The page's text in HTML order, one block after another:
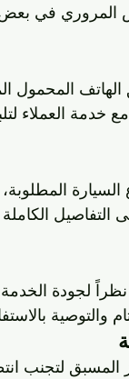
المروري في
المحمول
العملاء
لجودة الخدمة
والتوصية
المسبق لتجنب